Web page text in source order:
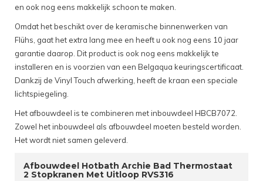
en ook nog eens makkelijk schoon te maken.
Omdat het beschikt over de keramische binnenwerken van
Flühs, gaat het extra lang mee en heeft u ook nog eens 10 jaar
garantie daarop. Dit product is ook nog eens makkelijk te
installeren en is voorzien van een Belgaqua keuringscertificaat.
Dankzij de Vinyl Touch afwerking, heeft de kraan een speciale
lichtspiegeling.
Het afbouwdeel is te combineren met inbouwdeel HBCB7072.
Zowel het inbouwdeel als afbouwdeel moeten besteld worden.
Het wordt niet samen geleverd.
Afbouwdeel Hotbath Archie Bad Thermostaat
2 Stopkranen Met Uitloop RVS316